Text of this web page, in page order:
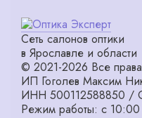
Сеть салонов оптики
в Ярославле и области
© 2021-2026 Все
ИП Гоголев Максим
ИНН 500112588850 /
Режим работы: с